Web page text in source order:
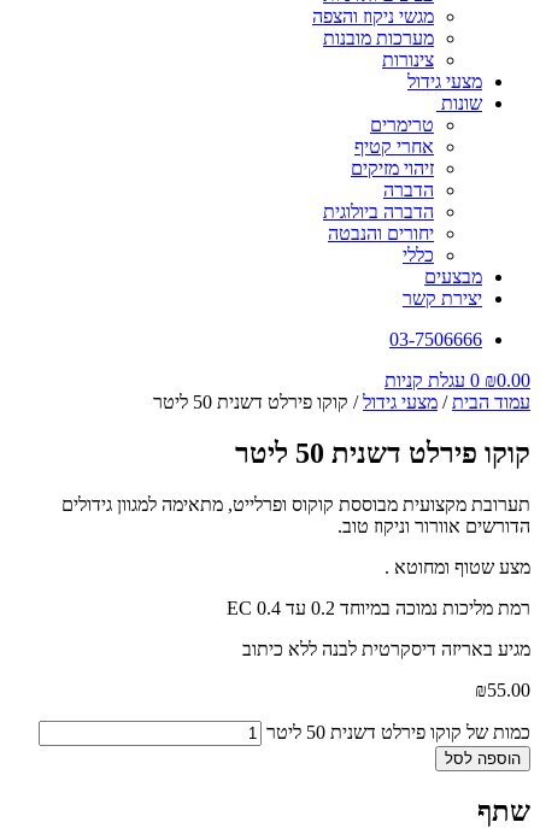
מגשי ניקוז והצפה
מערכות מובנות
צינורות
מצעי גידול
שונות
טרימרים
אחרי קטיף
זיהוי מזיקים
הדברה
הדברה ביולוגית
יחורים והנבטה
כללי
מבצעים
יצירת קשר
03-7506666
₪0.00
0 עגלת קניות
עמוד הבית/ מצעי גידול/ קוקו פירלט דשנית 50 ליטר
קוקו פירלט דשנית 50 ליטר
תערובת מקצועית מבוססת קוקוס ופרלייט, מתאימה למגוון גידולים
הדורשים אוורור וניקוז טוב.
מצע שטוף ומחוטא .
רמת מליכות נמוכה במיוחד 0.2 עד 0.4 EC
מגיע באריזה דיסקרטית לבנה ללא כיתוב
₪55.00
כמות של קוקו פירלט דשנית 50 ליטר
הוספה לסל
שתף